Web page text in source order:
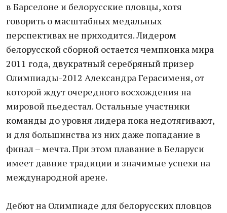
в Барселоне и белорусские пловцы, хотя
говорить о масштабных медальных
перспективах не приходится. Лидером
белорусской сборной остается чемпионка мира
2011 года, двукратный серебряный призер
Олимпиады-2012 Александра Герасименя, от
которой ждут очередного восхождения на
мировой пьедестал. Остальные участники
команды до уровня лидера пока недотягивают,
и для большинства из них даже попадание в
финал – мечта. При этом плавание в Беларуси
имеет давние традиции и значимые успехи на
международной арене.
Дебют на Олимпиаде для белорусских пловцов